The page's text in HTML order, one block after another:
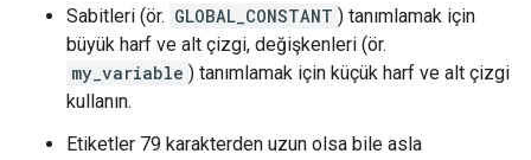
Sabitleri (ör. GLOBAL_CONSTANT ) tanımlamak için
büyük harf ve alt çizgi, değişkenleri (ör.
my_variable ) tanımlamak için küçük harf ve alt çizgi
kullanın.
Etiketler 79 karakterden uzun olsa bile asla